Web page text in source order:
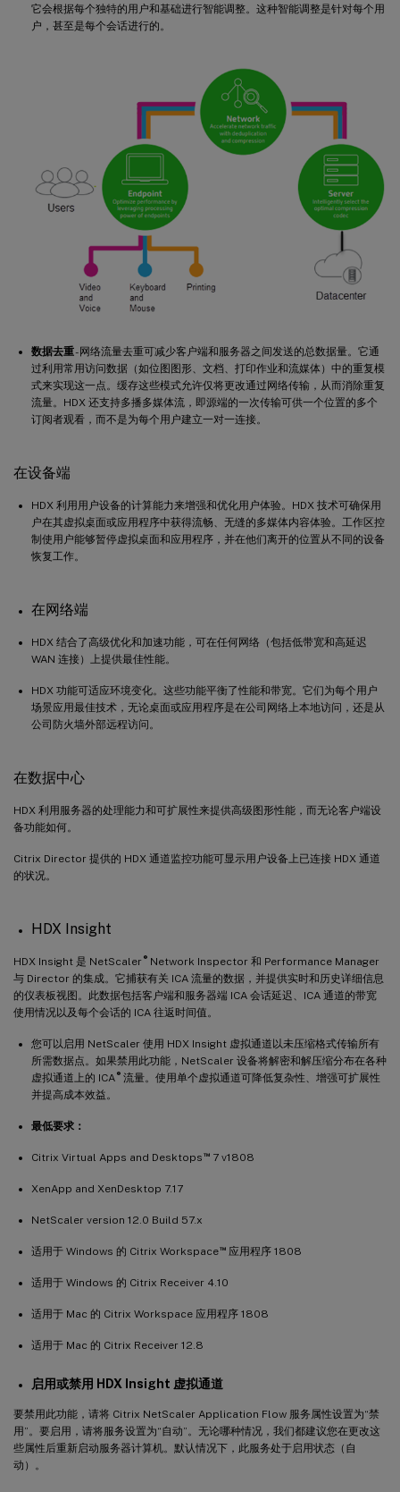
它会根据每个独特的用户和基础进行智能调整。这种智能调整是针对每个用
户，甚至是每个会话进行的。
数据去重- 网络流量去重可减少客户端和服务器之间发送的总数据量。它通
过利用常用访问数据（如位图图形、文档、打印作业和流媒体）中的重复模
式来实现这一点。缓存这些模式允许仅将更改通过网络传输，从而消除重复
流量。HDX 还支持多播多媒体流，即源端的一次传输可供一个位置的多个
订阅者观看，而不是为每个用户建立一对一连接。
在设备端
HDX 利用用户设备的计算能力来增强和优化用户体验。HDX 技术可确保用
户在其虚拟桌面或应用程序中获得流畅、无缝的多媒体内容体验。工作区控
制使用户能够暂停虚拟桌面和应用程序，并在他们离开的位置从不同的设备
恢复工作。
在网络端
HDX 结合了高级优化和加速功能，可在任何网络（包括低带宽和高延迟
WAN 连接）上提供最佳性能。
HDX 功能可适应环境变化。这些功能平衡了性能和带宽。它们为每个用户
场景应用最佳技术，无论桌面或应用程序是在公司网络上本地访问，还是从
公司防火墙外部远程访问。
在数据中心
HDX 利用服务器的处理能力和可扩展性来提供高级图形性能，而无论客户端设
备功能如何。
Citrix Director 提供的 HDX 通道监控功能可显示用户设备上已连接 HDX 通道
的状况。
HDX Insight
HDX Insight 是 NetScaler ®Network Inspector 和 Performance Manager
与 Director 的集成。它捕获有关 ICA 流量的数据，并提供实时和历史详细信息
的仪表板视图。此数据包括客户端和服务器端 ICA 会话延迟、ICA 通道的带宽
使用情况以及每个会话的 ICA 往返时间值。
您可以启用 NetScaler 使用 HDX Insight 虚拟通道以未压缩格式传输所有
所需数据点。如果禁用此功能，NetScaler 设备将解密和解压缩分布在各种
虚拟通道上的 ICA ®流量。使用单个虚拟通道可降低复杂性、增强可扩展性
并提高成本效益。
最低要求：
Citrix Virtual Apps and Desktops ™7 v1808
XenApp and XenDesktop 7.17
NetScaler version 12.0 Build 57.x
适用于 Windows 的 Citrix Workspace™应用程序 1808
适用于 Windows 的 Citrix Receiver 4.10
适用于 Mac 的 Citrix Workspace 应用程序 1808
适用于 Mac 的 Citrix Receiver 12.8
启用或禁用 HDX Insight 虚拟通道
要禁用此功能，请将 Citrix NetScaler Application Flow 服务属性设置为“禁
用”。要启用，请将服务设置为“自动”。无论哪种情况，我们都建议您在更改这
些属性后重新启动服务器计算机。默认情况下，此服务处于启用状态（自
动）。